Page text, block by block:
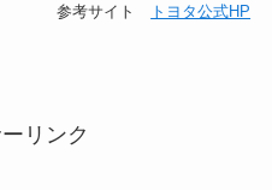
参考サイト トヨタ公式HP
リンク